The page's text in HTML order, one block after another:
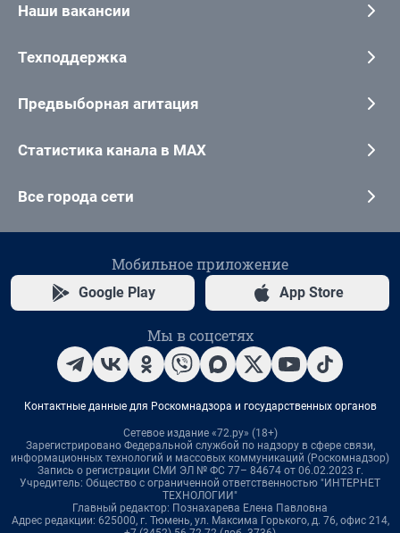
Наши вакансии
Техподдержка
Предвыборная агитация
Статистика канала в MAX
Все города сети
Мобильное приложение
Google Play App Store
Мы в соцсетях
Контактные данные для Роскомнадзора и государственных органов
Сетевое издание «72.ру» (18+)
Зарегистрировано Федеральной службой по надзору в сфере связи,
информационных технологий и массовых коммуникаций (Роскомнадзор)
Запись о регистрации СМИ ЭЛ № ФС 77– 84674 от 06.02.2023 г.
Учредитель: Общество с ограниченной ответственностью "ИНТЕРНЕТ
ТЕХНОЛОГИИ"
Главный редактор: Познахарева Елена Павловна
Адрес редакции: 625000, г. Тюмень, ул. Максима Горького, д. 76, офис 214,